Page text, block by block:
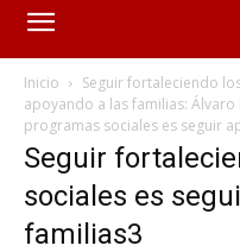
Inicio
Seguir fortaleciendo
apoyando a las familias: Álvaro
programas sociales es seguir
Seguir
sociales es
familias3